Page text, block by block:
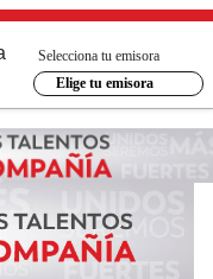
Selecciona tu emisora
Elige tu emisora